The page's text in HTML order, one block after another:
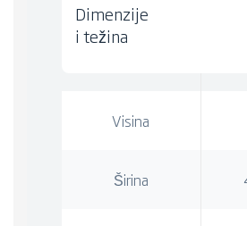
Dimenzije
i težina
Visina
Širina